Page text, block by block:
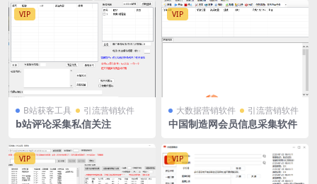
VIP
B站获客工具 引流营销软件
b站评论采集私信关注
VIP
大数据营销软件 引流营销软件
中国制造网会员信息采集软件
VIP VIP